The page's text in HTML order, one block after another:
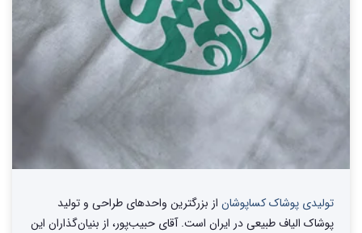
تولیدی پوشاک کساپوشان از بزرگترین واحد‌های طراحی و تولید‌
پوشاک الیاف طبیعی در ایران است. آقای حبیب‌پور، از بنیان‌گذاران این